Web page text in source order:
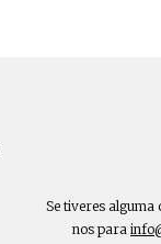
Se tiveres alguma
nos para